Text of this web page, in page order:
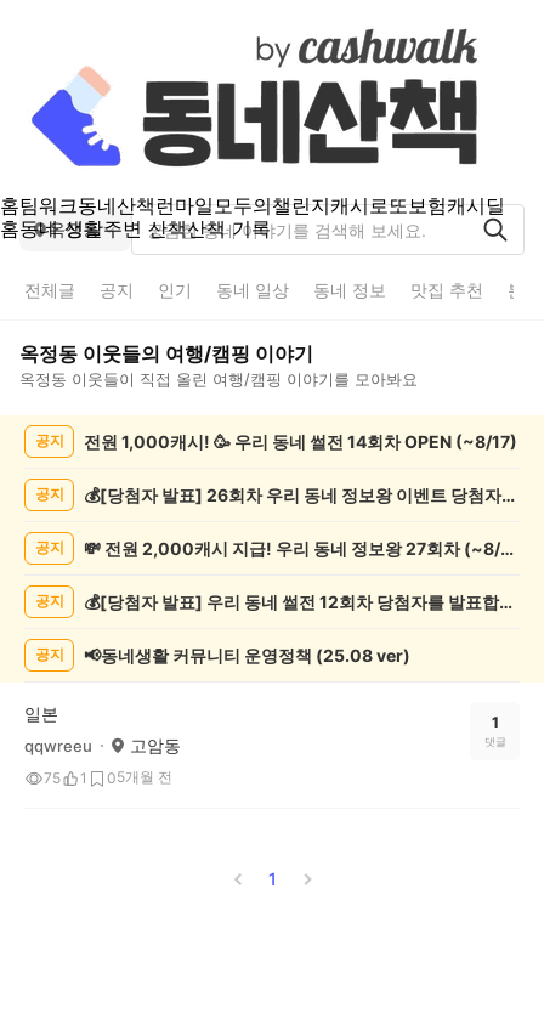
홈팀워크동네산책런마일모두의챌린지캐시로또보험캐시딜
홈동네 생활주변 산책산책 기록
옥정동
전체글 공지 인기 동네 일상 동네 정보 맛집 추천 분
옥정동 이웃들의 여행/캠핑 이야기
옥정동 이웃들이 직접 올린 여행/캠핑 이야기를 모아봐요
록
공지 전원 1,000캐시! 🥳 우리 동네 썰전 14회차 OPEN (~8/17)
공지 💰[당첨자 발표] 26회차 우리 동네 정보왕 이벤트 당첨자를 발표합니다!
공지 💸 전원 2,000캐시 지급! 우리 동네 정보왕 27회차 (~8/10)
공지 💰[당첨자 발표] 우리 동네 썰전 12회차 당첨자를 발표합니다!
공지 📢동네생활 커뮤니티 운영정책 (25.08 ver)
일본
qqwreeu 고암동
75 1 05개월 전
1
댓글
1